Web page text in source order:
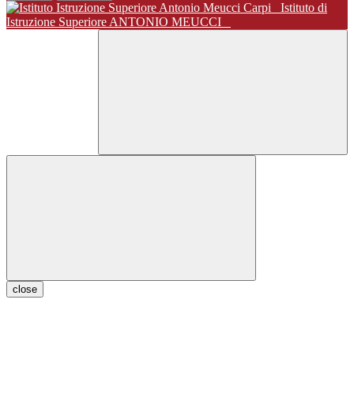
Istituto di
Istruzione Superiore ANTONIO MEUCCI
close